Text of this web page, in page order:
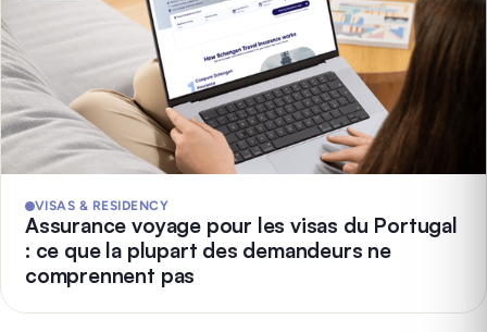
VISAS & RESIDENCY
Assurance voyage pour les visas du Portugal
: ce que la plupart des demandeurs ne
comprennent pas